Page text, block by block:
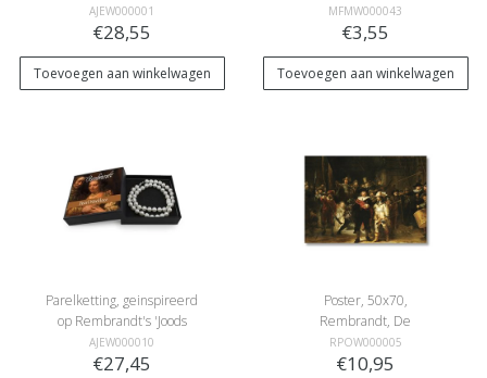
AJEW000001
€28,55
Toevoegen aan winkelwagen
MFMW000043
€3,55
Toevoegen aan winkelwagen
Parelketting, geinspireerd
op Rembrandt's 'Joods
Bruidje'
AJEW000010
€27,45
Poster, 50x70,
Rembrandt, De
Nachtwacht
RPOW000005
€10,95